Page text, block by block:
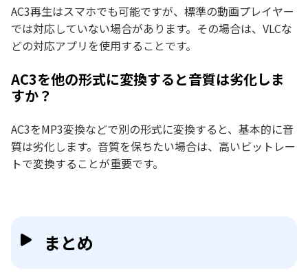
AC3再生はスマホでも可能ですが、標準の動画プレイヤー
では対応していない場合があります。その場合は、VLCな
どの対応アプリを使用することです。
AC3を他の形式に変換すると音質は劣化しま
すか？
AC3をMP3変換などで別の形式に変換すると、基本的に音
質は劣化します。音質を保ちたい場合は、高いビットレー
トで変換することが重要です。
まとめ